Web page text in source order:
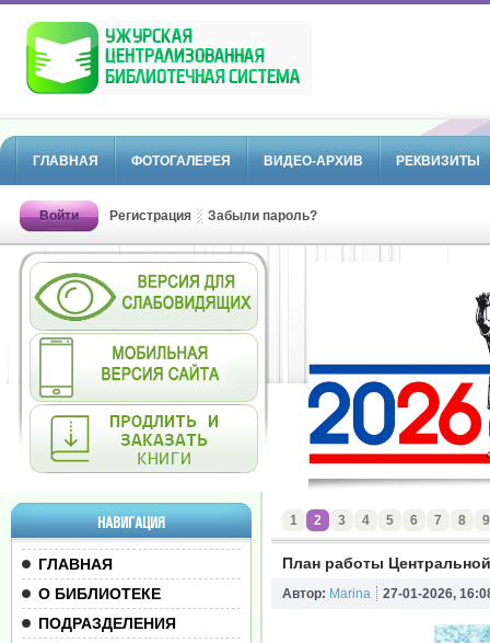
ГЛАВНАЯ ФОТОГАЛЕРЕЯ ВИДЕО-АРХИВ РЕКВИЗИТЫ
Войти Регистрация Забыли пароль?
НАВИГАЦИЯ
ГЛАВНАЯ
О БИБЛИОТЕКЕ
ПОДРАЗДЕЛЕНИЯ
1 2 3 4 5 6 7 8 9
План работы
Автор: Marina 27-01-2026,